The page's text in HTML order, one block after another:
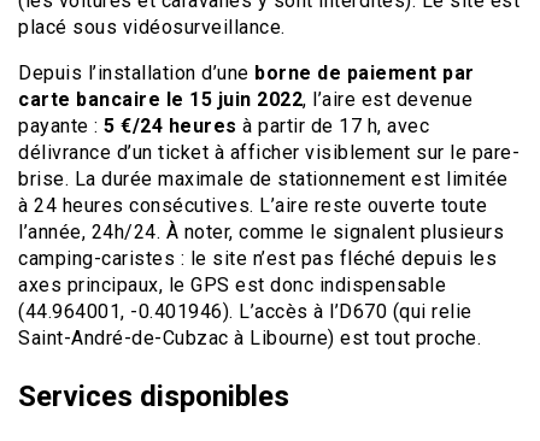
placé sous vidéosurveillance.
Depuis l’installation d’une borne de paiement par
carte bancaire le 15 juin 2022, l’aire est devenue
payante : 5 €/24 heures à partir de 17 h, avec
délivrance d’un ticket à afficher visiblement sur le pare-
brise. La durée maximale de stationnement est limitée
à 24 heures consécutives. L’aire reste ouverte toute
l’année, 24h/24. À noter, comme le signalent plusieurs
camping-caristes : le site n’est pas fléché depuis les
axes principaux, le GPS est donc indispensable
(44.964001, -0.401946). L’accès à l’D670 (qui relie
Saint-André-de-Cubzac à Libourne) est tout proche.
Services disponibles